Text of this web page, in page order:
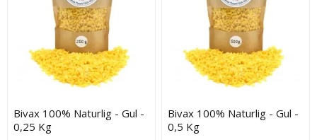
Bivax 100% Naturlig - Gul -
0,25 Kg
Bivax 100% Naturlig - Gul -
0,5 Kg